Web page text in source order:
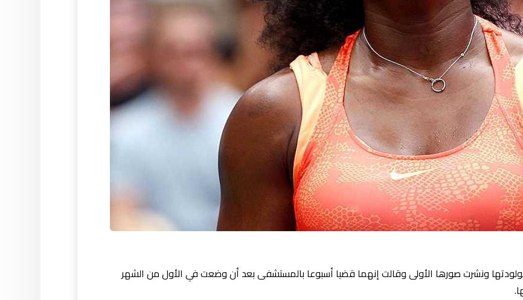
مولودتها ونشرت صورها الأولى وقالت إنهما قضيا أسبوعا بالمستشفى بعد أن وضعت في الأول من الشهر